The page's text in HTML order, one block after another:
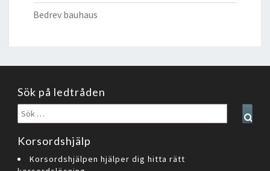
Bedrev bauhaus
Sök på ledtråden
Sök
efter:
Korsordshjälp
Korsordshjälpen hjälper dig hitta rätt